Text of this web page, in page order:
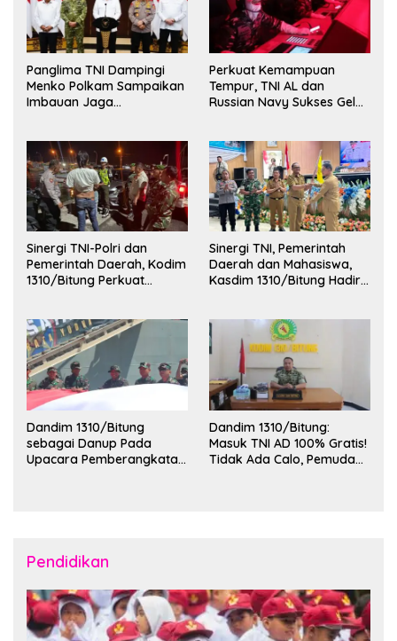
Panglima TNI Dampingi
Menko Polkam Sampaikan
Imbauan Jaga
Perkuat Kemampuan
Tempur, TNI AL dan
Russian Navy Sukses Gelar
Sinergi TNI-Polri dan
Pemerintah Daerah, Kodim
1310/Bitung Perkuat
Sinergi TNI, Pemerintah
Daerah dan Mahasiswa,
Kasdim 1310/Bitung Hadiri
Kota Bitung
Dandim 1310/Bitung
sebagai Danup Pada
Upacara Pemberangkatan
Dandim 1310/Bitung:
Masuk TNI AD 100% Gratis!
Tidak Ada Calo, Pemuda
Pendidikan